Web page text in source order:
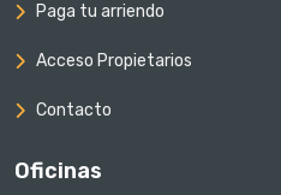
Paga tu arriendo
Acceso Propietarios
Contacto
Oficinas